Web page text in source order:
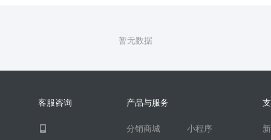
餐饮小程序 分销
商城
暂无数据
客服咨询 产品与服务
分销商城
小程序